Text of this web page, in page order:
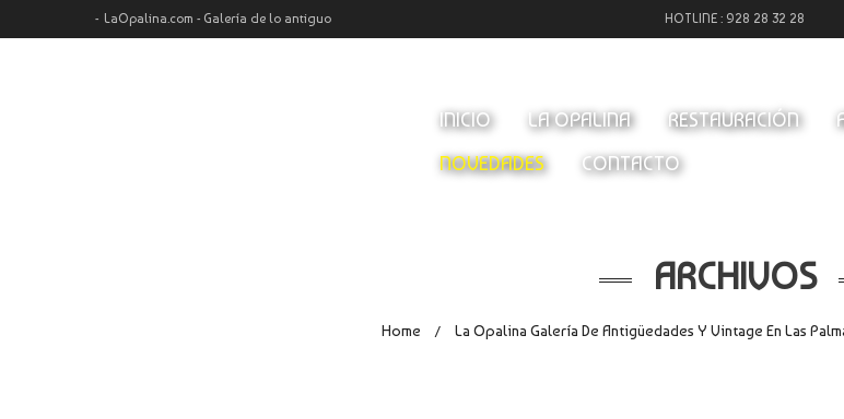
LaOpalina.com - Galería de lo antiguo HOTLINE : 928 28 32 28
INICIO LA OPALINA RESTAURACIÓN
NOVEDADES
CONTACTO
ARCHIVOS
Home / La Opalina Galería De Antigüedades Y Vintage En Las